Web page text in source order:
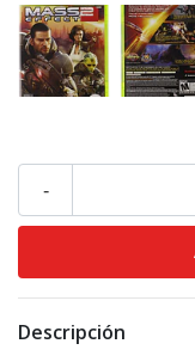
-
Descripción